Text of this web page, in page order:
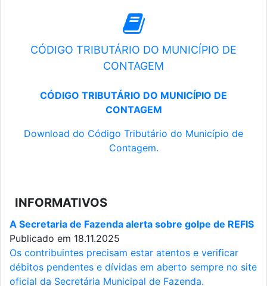
CÓDIGO TRIBUTÁRIO DO MUNICÍPIO DE
CONTAGEM
CÓDIGO TRIBUTÁRIO DO MUNICÍPIO DE
CONTAGEM
Download do Código Tributário do Município de
Contagem.
INFORMATIVOS
A Secretaria de Fazenda alerta sobre golpe de REFIS
Publicado em 18.11.2025
Os contribuintes precisam estar atentos e verificar
débitos pendentes e dívidas em aberto sempre no site
oficial da Secretária Municipal de Fazenda.